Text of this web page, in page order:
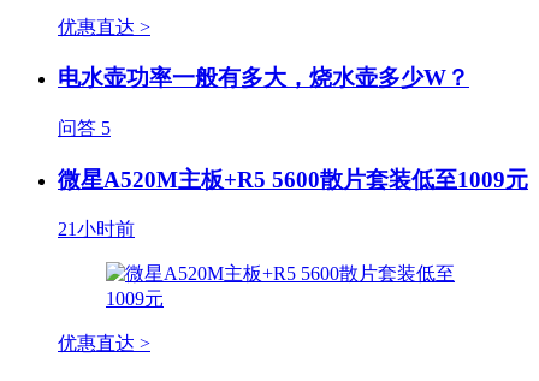
优惠直达 >
电水壶功率一般有多大，烧水壶多少W？
问答 5
微星A520M主板+R5 5600散片套装低至1009元
21小时前
优惠直达 >